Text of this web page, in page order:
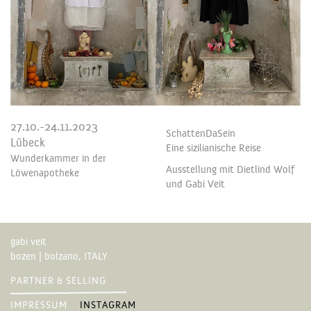
27.10.-24.11.2023
Lübeck
Wunderkammer in der
Löwenapotheke
SchattenDaSein
Eine sizilianische Reise
Ausstellung mit Dietlind Wolf
und Gabi Veit
gabi veit
bozen | bolzano, ITALY
PARTNER & SELLING
IMPRESSUM INSTAGRAM